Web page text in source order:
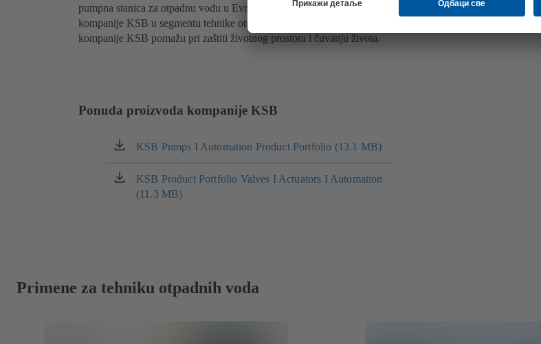
pumpna stanica za otpadnu vodu u Evropi u Sankt Peterburgu (Rusija) samo je jedan primer kompetentnosti
kompanije KSB u segmentu tehnike otpadnih voda. I pri zaštiti od poplava pumpe, armature i servis
kompanije KSB pomažu pri zaštiti životnog prostora i čuvanju života.
Ponuda proizvoda kompanije KSB
KSB Pumps I Automation Product Portfolio (13.1 MB)
(otvara
se
u
novom
KSB Product Portfolio Valves I Actuators I Automation
(11.3 MB)
(otvara
se
Primene za tehniku otpadnih voda